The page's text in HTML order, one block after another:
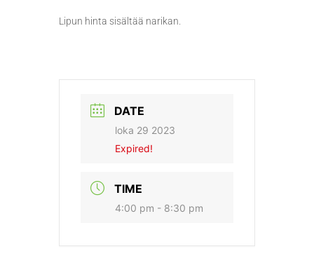
Lipun hinta sisältää narikan.
DATE
loka 29 2023
Expired!
TIME
4:00 pm - 8:30 pm